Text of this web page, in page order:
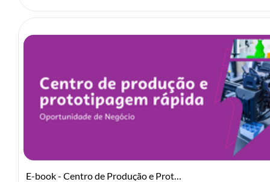
E-book - Centro de Produção e Prototipagem Rápida